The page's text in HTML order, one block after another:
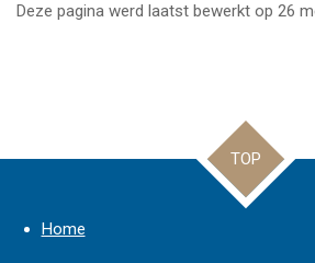
Deze pagina werd laatst bewerkt op 26
TOP
Home